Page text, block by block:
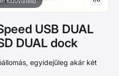
USB DUAL
DUAL dock
egyidejűleg akár két